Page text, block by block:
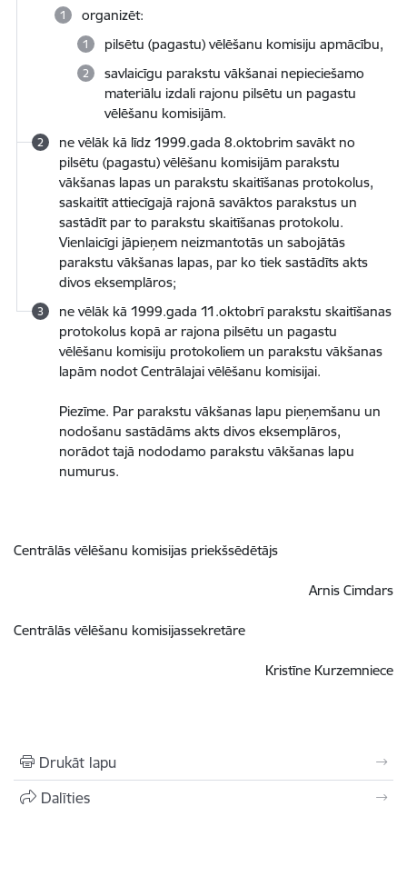
organizēt:
pilsētu (pagastu) vēlēšanu komisiju apmācību,
savlaicīgu parakstu vākšanai nepieciešamo
materiālu izdali rajonu pilsētu un pagastu
vēlēšanu komisijām.
ne vēlāk kā līdz 1999.gada 8.oktobrim savākt no
pilsētu (pagastu) vēlēšanu komisijām parakstu
vākšanas lapas un parakstu skaitīšanas protokolus,
saskaitīt attiecīgajā rajonā savāktos parakstus un
sastādīt par to parakstu skaitīšanas protokolu.
Vienlaicīgi jāpieņem neizmantotās un sabojātās
parakstu vākšanas lapas, par ko tiek sastādīts akts
divos eksemplāros;
ne vēlāk kā 1999.gada 11.oktobrī parakstu skaitīšanas
protokolus kopā ar rajona pilsētu un pagastu
vēlēšanu komisiju protokoliem un parakstu vākšanas
lapām nodot Centrālajai vēlēšanu komisijai.
Piezīme. Par parakstu vākšanas lapu pieņemšanu un
nodošanu sastādāms akts divos eksemplāros,
norādot tajā nododamo parakstu vākšanas lapu
numurus.
Centrālās vēlēšanu komisijas priekšsēdētājs
Arnis Cimdars
Centrālās vēlēšanu komisijassekretāre
Kristīne Kurzemniece
Drukāt lapu
Dalīties